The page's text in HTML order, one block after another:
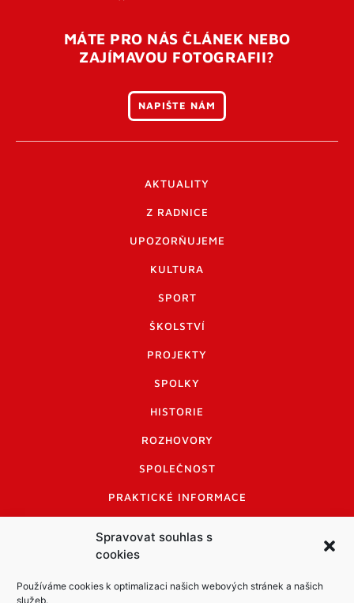
Spravovat souhlas s
cookies
Používáme cookies k optimalizaci našich webových stránek a našich
služeb.
otevření tohoto odkazu se váš účet ověří a můžete se
přihlásit. Nezapomeňte zkontrolovat složku SPAM ve
MÁTE PRO NÁS ČLÁNEK NEBO
ZAJÍMAVOU FOTOGRAFII?
NAPIŠTE NÁM
AKTUALITY
Z RADNICE
UPOZORŇUJEME
KULTURA
SPORT
ŠKOLSTVÍ
PROJEKTY
SPOLKY
HISTORIE
ROZHOVORY
SPOLEČNOST
PRAKTICKÉ INFORMACE
INFORMACE A KODEX DISKUTUJÍCÍCH
LOGO A LOGO MANUÁL